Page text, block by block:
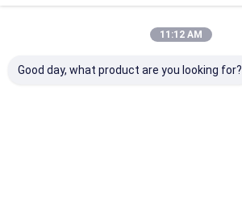
11:12 AM
Good day, what product are you looking for?